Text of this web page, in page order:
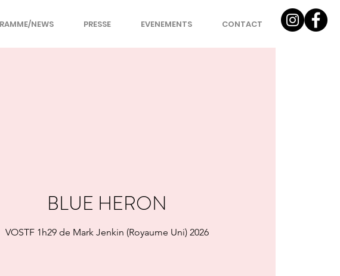
NEWS PRESSE EVENEMENTS CONTACT
BLUE HERON
VOSTF 1h29 de Mark Jenkin (Royaume Uni) 2026